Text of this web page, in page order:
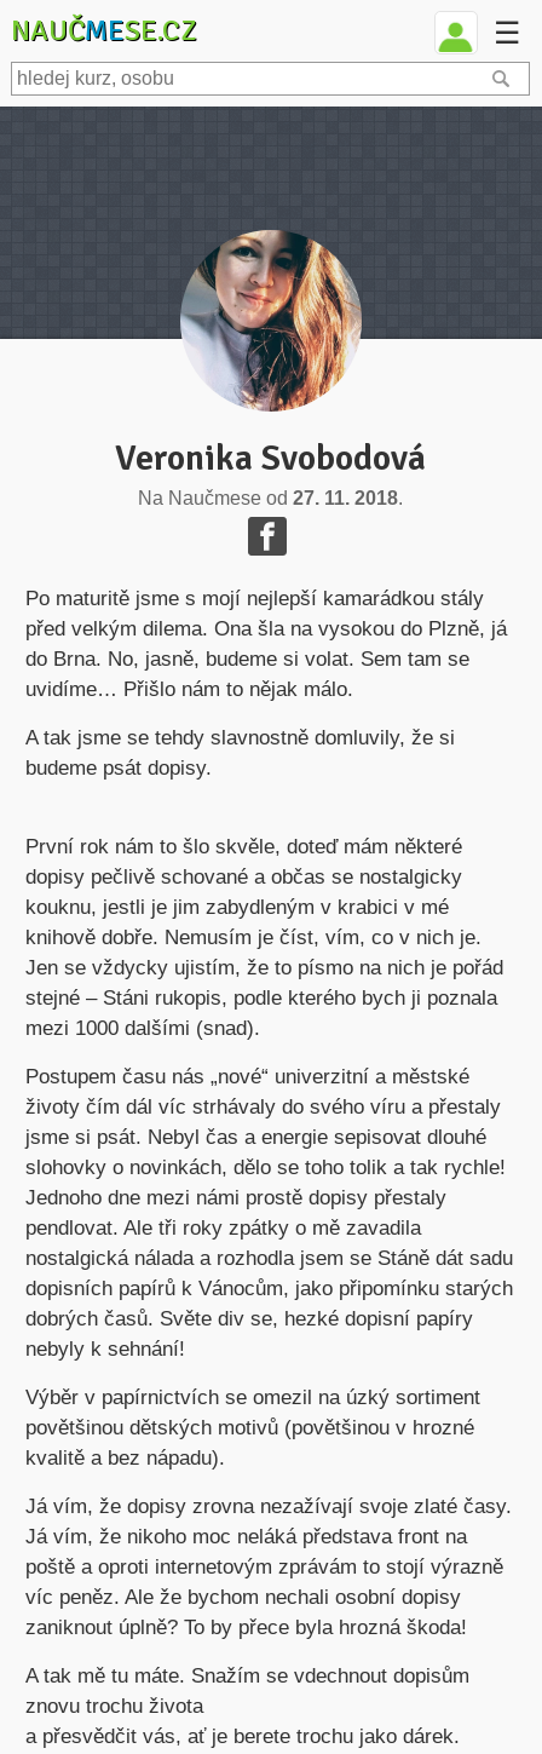
NAUČMESE.CZ ☰
Veronika Svobodová
Na Naučmese od27. 11. 2018.
Po maturitě jsme s mojí nejlepší kamarádkou stály
před velkým dilema. Ona šla na vysokou do Plzně, já
do Brna. No, jasně, budeme si volat. Sem tam se
uvidíme… Přišlo nám to nějak málo.
A tak jsme se tehdy slavnostně domluvily, že si
budeme psát dopisy.
První rok nám to šlo skvěle, doteď mám některé
dopisy pečlivě schované a občas se nostalgicky
kouknu, jestli je jim zabydleným v krabici v mé
knihově dobře. Nemusím je číst, vím, co v nich je.
Jen se vždycky ujistím, že to písmo na nich je pořád
stejné – Stáni rukopis, podle kterého bych ji poznala
mezi 1000 dalšími (snad).
Postupem času nás „nové“ univerzitní a městské
životy čím dál víc strhávaly do svého víru a přestaly
jsme si psát. Nebyl čas a energie sepisovat dlouhé
slohovky o novinkách, dělo se toho tolik a tak rychle!
Jednoho dne mezi námi prostě dopisy přestaly
pendlovat. Ale tři roky zpátky o mě zavadila
nostalgická nálada a rozhodla jsem se Stáně dát sadu
dopisních papírů k Vánocům, jako připomínku starých
dobrých časů. Světe div se, hezké dopisní papíry
nebyly k sehnání!
Výběr v papírnictvích se omezil na úzký sortiment
povětšinou dětských motivů (povětšinou v hrozné
kvalitě a bez nápadu).
Já vím, že dopisy zrovna nezažívají svoje zlaté časy.
Já vím, že nikoho moc neláká představa front na
poště a oproti internetovým zprávám to stojí výrazně
víc peněz. Ale že bychom nechali osobní dopisy
zaniknout úplně? To by přece byla hrozná škoda!
A tak mě tu máte. Snažím se vdechnout dopisům
znovu trochu života
a přesvědčit vás, ať je berete trochu jako dárek.